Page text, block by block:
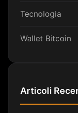
Tecnologia
Wallet Bitcoin
Articoli